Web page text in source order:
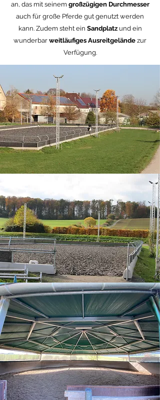
an, das mit seinem großzügigen Durchmesser
auch für große Pferde gut genutzt werden
kann. Zudem steht ein Sandplatz und ein
wunderbar weitläufiges Ausreitgelände zur
Verfügung.